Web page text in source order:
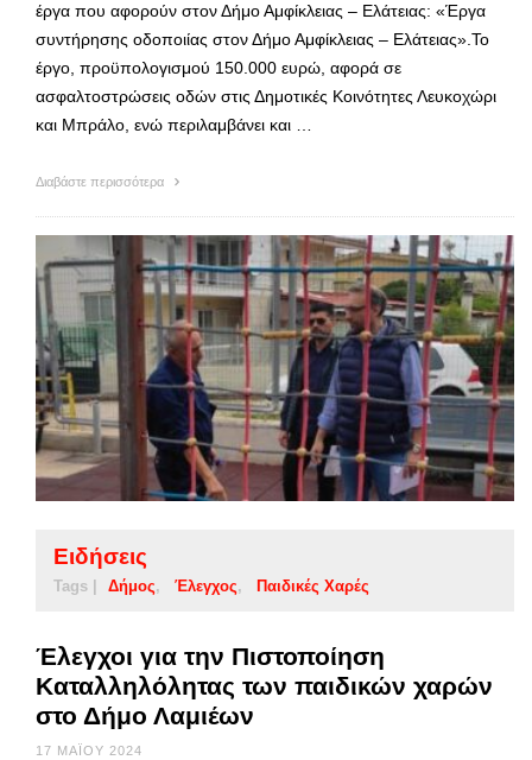
έργα που αφορούν στον Δήμο Αμφίκλειας – Ελάτειας: «Έργα
συντήρησης οδοποιίας στον Δήμο Αμφίκλειας – Ελάτειας».Το
έργο, προϋπολογισμού 150.000 ευρώ, αφορά σε
ασφαλτοστρώσεις οδών στις Δημοτικές Κοινότητες Λευκοχώρι
και Μπράλο, ενώ περιλαμβάνει και …
Διαβάστε περισσότερα
Ειδήσεις
Tags | Δήμος Έλεγχος Παιδικές Χαρές
Έλεγχοι για την Πιστοποίηση
Καταλληλόλητας των παιδικών χαρών
στο Δήμο Λαμιέων
17 ΜΑΪ́ΟΥ 2024